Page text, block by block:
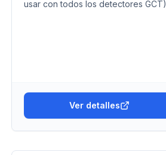
usar con todos los detectores GCT)
Ver detalles